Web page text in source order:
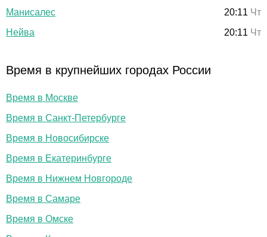
Манисалес
20:11 Чт
Нейва
20:11 Чт
Время в крупнейших городах России
Время в Москве
Время в Санкт-Петербурге
Время в Новосибирске
Время в Екатеринбурге
Время в Нижнем Новгороде
Время в Самаре
Время в Омске